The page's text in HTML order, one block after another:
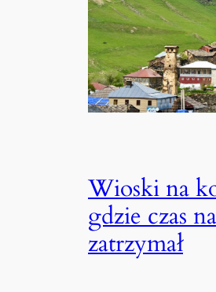
Wioski na
gdzie czas
zatrzymał